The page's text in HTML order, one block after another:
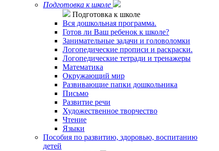
Подготовка к школе
Подготовка к школе
Вся дошкольная программа.
Готов ли Ваш ребенок к школе?
Занимательные задачи и головоломки
Логопедические прописи и раскраски.
Логопедические тетради и тренажеры
Математика
Окружающий мир
Развивающие папки дошкольника
Письмо
Развитие речи
Художественное творчество
Чтение
Языки
Пособия по развитию, здоровью, воспитанию
детей